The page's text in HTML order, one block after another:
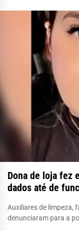
Dona de loja fez
dados até de
Auxiliares de limpeza,
denunciaram para a